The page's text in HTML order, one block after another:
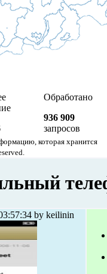
Обработано
936 909
запросов
которая хранится
by keilinin